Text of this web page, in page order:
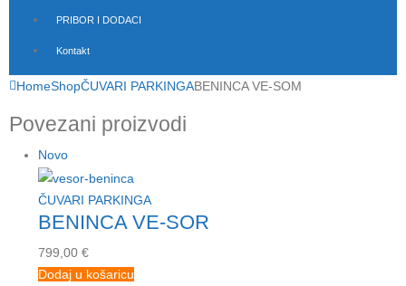
PRIBOR I DODACI
Kontakt
HomeShopČUVARI PARKINGABENINCA VE-SOM
Povezani proizvodi
Novo
ČUVARI PARKINGA
BENINCA VE-SOR
799,00 €
Dodaj u košaricu